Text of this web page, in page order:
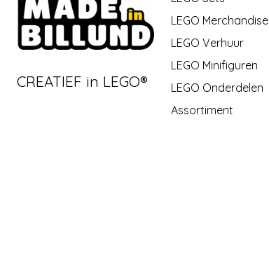
CREATIEF in LEGO®
LEGO Merchandise
LEGO Verhuur
LEGO Minifiguren
LEGO Onderdelen
Assortiment